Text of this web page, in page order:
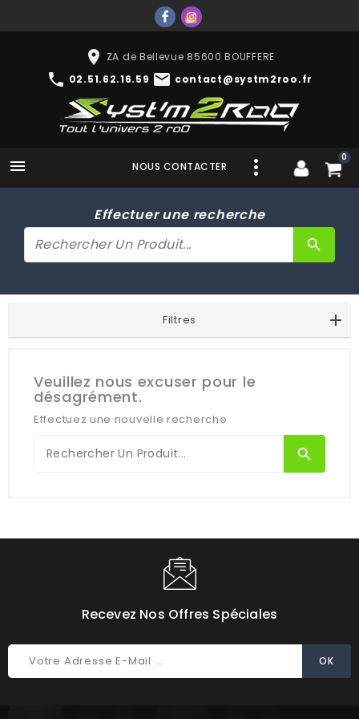
place ZA de Bellevue 85600 BOUFFERE
phone 02.51.62.16.59 mail contact@systm2roo.fr
 0
NOUS CONTACTER
Effectuer une recherche
search
Filtres
Veuillez nous excuser pour le
désagrément.
Effectuez une nouvelle recherche
search
Recevez Nos Offres Spéciales